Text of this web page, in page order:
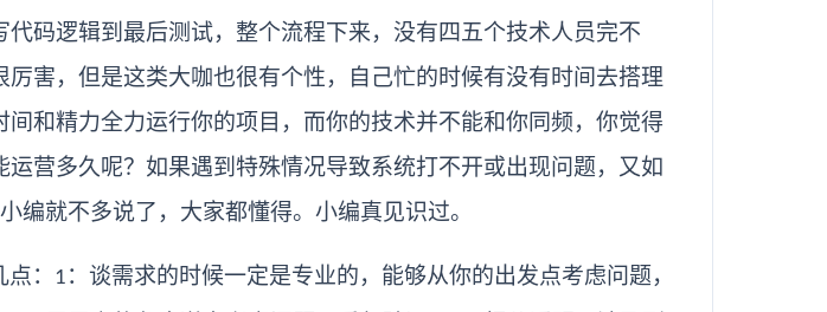
代码逻辑到最后测试，整个流程下来，没有四五个技术人员完不
害，但是这类大咖也很有个性，自己忙的时候有没有时间去搭理
和精力全力运行你的项目，而你的技术并不能和你同频，你觉得
营多久呢？如果遇到特殊情况导致系统打不开或出现问题，又如
编就不多说了，大家都懂得。小编真见识过。
： 1 ：谈需求的时候一定是专业的，能够从你的出发点考虑问题，